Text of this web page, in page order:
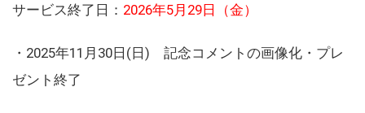
サービス終了日： 2026年5月29日（金）
・2025年11月30日(日) 記念コメントの画像化・プレ
ゼント終了